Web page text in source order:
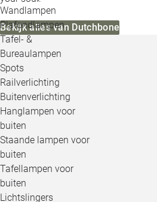
Wandlampen
Plafondlampen
Tafel- &
Bureaulampen
Spots
Railverlichting
Buitenverlichting
Hanglampen voor
buiten
Staande lampen voor
buiten
Tafellampen voor
buiten
Lichtslingers
Bekijk alles van Dutchbone